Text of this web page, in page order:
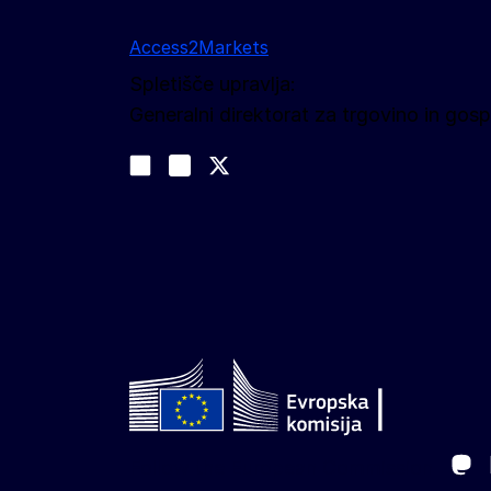
Access2Markets
Spletišče upravlja:
Generalni direktorat za trgovino in
Join us on LinkedIn
Trade-Off podcast